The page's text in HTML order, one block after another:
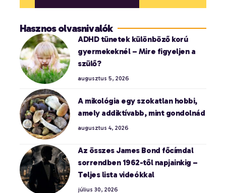
Hasznos olvasnivalók
ADHD tünetek különböző korú
gyermekeknél – Mire figyeljen a
szülő?
augusztus 5, 2026
A mikológia egy szokatlan hobbi,
amely addiktívabb, mint gondolnád
augusztus 4, 2026
Az összes James Bond főcímdal
sorrendben 1962-től napjainkig –
Teljes lista videókkal
július 30, 2026